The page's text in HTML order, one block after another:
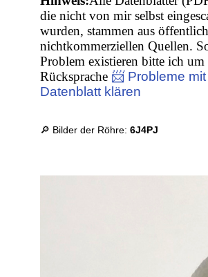
die nicht von mir selbst
wurden, stammen aus
nichtkommerziellen Quellen.
Problem existieren bitte ich um
Rücksprache 📨 Probleme
Datenblatt klären
🔎 Bilder der Röhre:6J4PJ